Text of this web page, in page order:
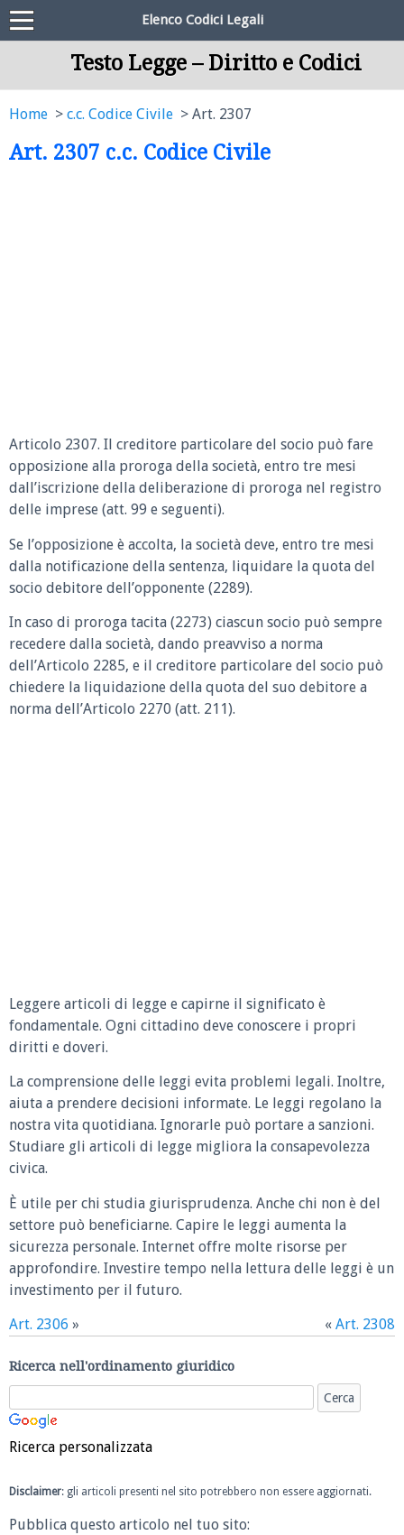
Elenco Codici Legali
Testo Legge – Diritto e Codici
Home c.c. Codice Civile Art. 2307
Art. 2307 c.c. Codice Civile
Articolo 2307. Il creditore particolare del socio può fare
opposizione alla proroga della società, entro tre mesi
dall’iscrizione della deliberazione di proroga nel registro
delle imprese (att. 99 e seguenti).
Se l’opposizione è accolta, la società deve, entro tre mesi
dalla notificazione della sentenza, liquidare la quota del
socio debitore dell’opponente (2289).
In caso di proroga tacita (2273) ciascun socio può sempre
recedere dalla società, dando preavviso a norma
dell’Articolo 2285, e il creditore particolare del socio può
chiedere la liquidazione della quota del suo debitore a
norma dell’Articolo 2270 (att. 211).
Leggere articoli di legge e capirne il significato è
fondamentale. Ogni cittadino deve conoscere i propri
diritti e doveri.
La comprensione delle leggi evita problemi legali. Inoltre,
aiuta a prendere decisioni informate. Le leggi regolano la
nostra vita quotidiana. Ignorarle può portare a sanzioni.
Studiare gli articoli di legge migliora la consapevolezza
civica.
È utile per chi studia giurisprudenza. Anche chi non è del
settore può beneficiarne. Capire le leggi aumenta la
sicurezza personale. Internet offre molte risorse per
approfondire. Investire tempo nella lettura delle leggi è un
investimento per il futuro.
Art. 2306 » « Art. 2308
Ricerca nell'ordinamento giuridico
Ricerca personalizzata
Disclaimer: gli articoli presenti nel sito potrebbero non essere aggiornati.
Pubblica questo articolo nel tuo sito: